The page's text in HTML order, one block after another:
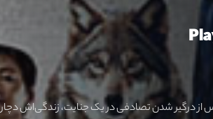
درگیر شدن تصادفی در یک جنایت، زندگی‌اش دچار